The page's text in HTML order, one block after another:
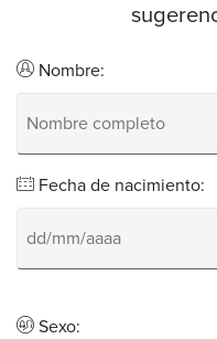
Nombre:
Fecha de nacimiento:
Sexo: